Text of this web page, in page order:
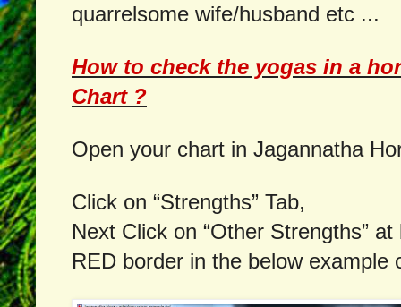
quarrelsome wife/husband etc ...
How to check the yogas in a
Chart ?
Open your chart in Jagannatha
Click on “Strengths” Tab,
Next Click on “Other Strengths”
RED border in the below example